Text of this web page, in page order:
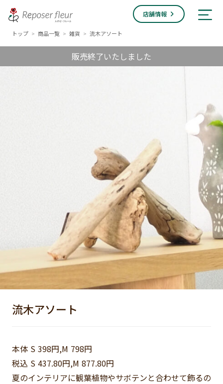
店舗情報
トップ > 商品一覧 > 雑貨 > 流木アソート
販売終了いたしました
流木アソート
本体 S 398円,M 798円
税込 S 437.80円,M 877.80円
夏のインテリアに観葉植物やサボテンと合わせて飾るの